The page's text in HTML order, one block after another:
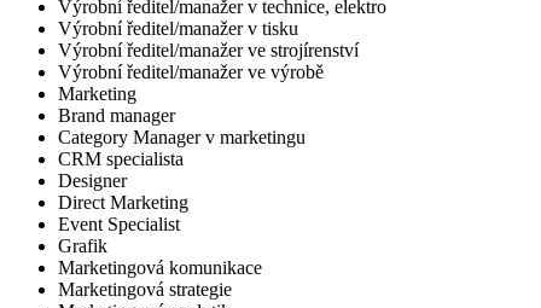
Výrobní ředitel/manažer v technice, elektro
Výrobní ředitel/manažer v tisku
Výrobní ředitel/manažer ve strojírenství
Výrobní ředitel/manažer ve výrobě
Marketing
Brand manager
Category Manager v marketingu
CRM specialista
Designer
Direct Marketing
Event Specialist
Grafik
Marketingová komunikace
Marketingová strategie